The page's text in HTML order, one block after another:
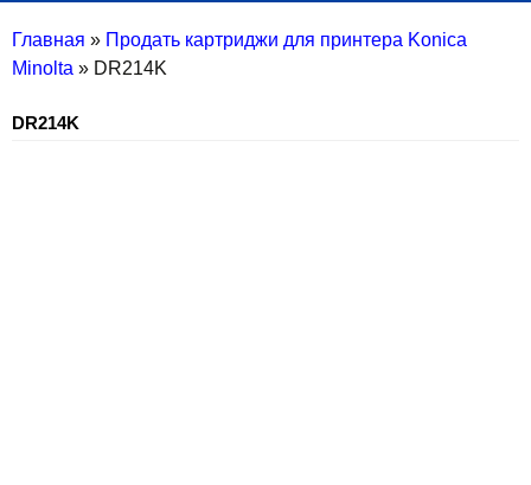
navigation
Главная » Продать картриджи для принтера Konica
Minolta » DR214K
DR214K